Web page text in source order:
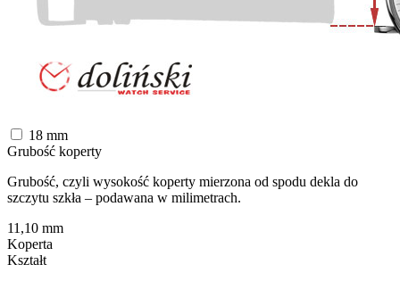
18 mm
Grubość koperty
Grubość, czyli wysokość koperty mierzona od spodu dekla do
szczytu szkła – podawana w milimetrach.
11,10 mm
Koperta
Kształt